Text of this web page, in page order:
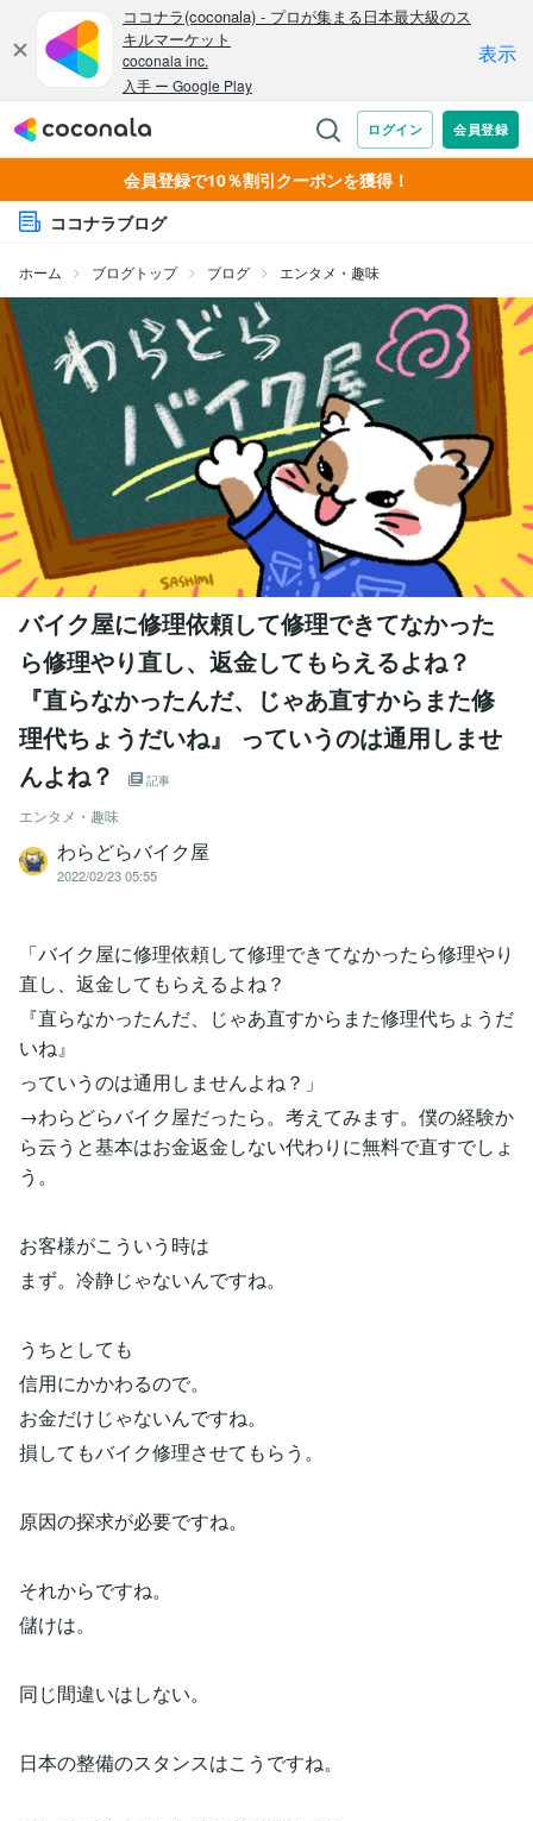
会員登録で10％割引クーポンを獲得！
ココナラブログ
ホーム ブログトップ ブログ エンタメ・趣味
バイク屋に修理依頼して修理できてなかった
ら修理やり直し、返金してもらえるよね？
『直らなかったんだ、じゃあ直すからまた修
理代ちょうだいね』 っていうのは通用しませ
んよね？
記事
エンタメ・趣味
わらどらバイク屋
2022/02/23 05:55
「バイク屋に修理依頼して修理できてなかったら修理やり
直し、返金してもらえるよね？
『直らなかったんだ、じゃあ直すからまた修理代ちょうだ
いね』
っていうのは通用しませんよね？」
→わらどらバイク屋だったら。考えてみます。僕の経験か
ら云うと基本はお金返金しない代わりに無料で直すでしょ
う。
お客様がこういう時は
まず。冷静じゃないんですね。
うちとしても
信用にかかわるので。
お金だけじゃないんですね。
損してもバイク修理させてもらう。
原因の探求が必要ですね。
それからですね。
儲けは。
同じ間違いはしない。
日本の整備のスタンスはこうですね。